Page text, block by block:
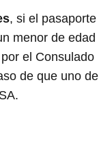
, si el pasaporte
menor de edad
el Consulado
de que uno de